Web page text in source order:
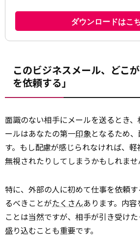
このビジネスメール、どこ
を依頼する」
面識のない相手にメールを送るとき
ールはあなたの第一印象となるため
す。もし配慮が感じられなければ、
無視されたりしてしまうかもしれませ
特に、外部の人に初めて仕事を依頼
るべきことがたくさんあります。内
ことは当然ですが、相手が引き受け
盛り込むことも重要です。